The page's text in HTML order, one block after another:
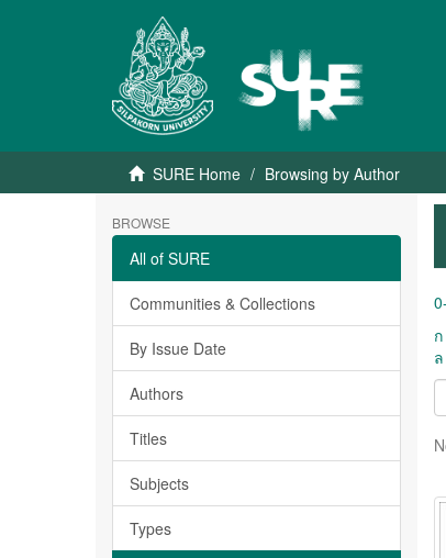
SURE Home Browsing by Author
BROWSE
All of SURE
Communities & Collections
By Issue Date
Authors
Titles
Subjects
Types
ก
ล